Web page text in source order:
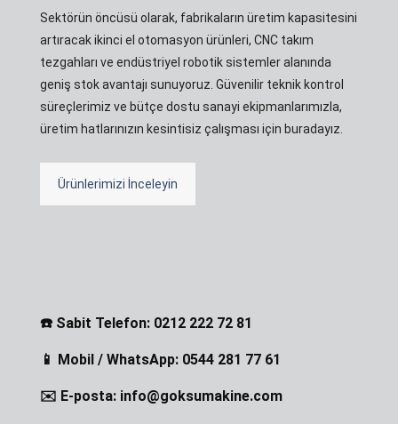
Sektörün öncüsü olarak, fabrikaların üretim kapasitesini
artıracak ikinci el otomasyon ürünleri, CNC takım
tezgahları ve endüstriyel robotik sistemler alanında
geniş stok avantajı sunuyoruz. Güvenilir teknik kontrol
süreçlerimiz ve bütçe dostu sanayi ekipmanlarımızla,
üretim hatlarınızın kesintisiz çalışması için buradayız.
Ürünlerimizi İnceleyin
☎️ Sabit Telefon: 0212 222 72 81
📱 Mobil / WhatsApp: 0544 281 77 61
✉️ E-posta: info@goksumakine.com